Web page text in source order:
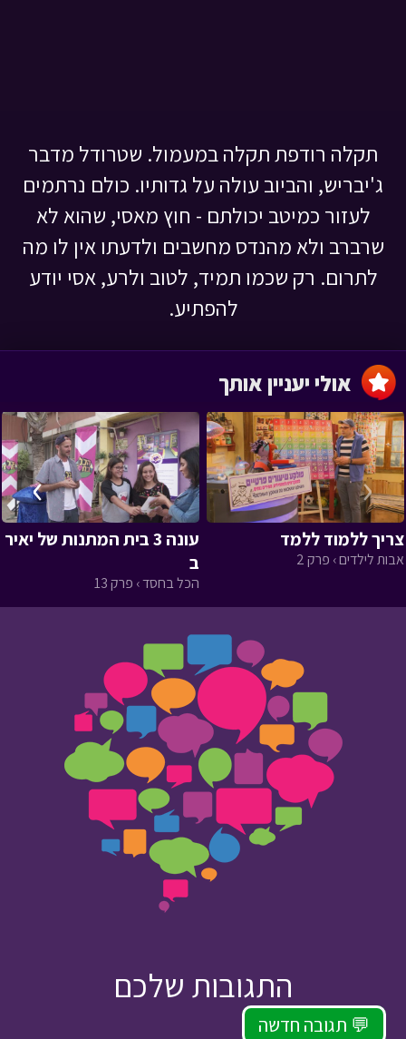
תקלה רודפת תקלה במעמול. שטרודל מדבר
ג'יבריש, והביוב עולה על גדותיו. כולם נרתמים
לעזור כמיטב יכולתם - חוץ מאסי, שהוא לא
שרברב ולא מהנדס מחשבים ולדעתו אין לו מה
לתרום. רק שכמו תמיד, לטוב ולרע, אסי יודע
להפתיע.
צריך ללמוד ללמד
אבות לילדים › פרק 2
עונה 3 בית המתנות של יאיר
ב
הכל בחסד › פרק 13
‹
›
התגובות שלכם
תגובה חדשה 💬